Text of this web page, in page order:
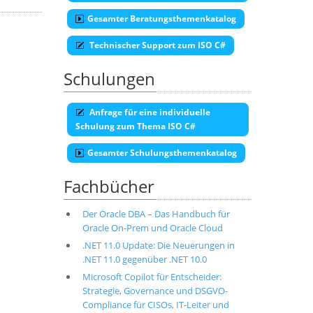
Gesamter Beratungsthemenkatalog
Technischer Support zum ISO C#
Schulungen
Anfrage für eine individuelle
Schulung zum Thema ISO C#
Gesamter Schulungsthemenkatalog
Fachbücher
Der Oracle DBA – Das Handbuch für
Oracle On-Prem und Oracle Cloud
.NET 11.0 Update: Die Neuerungen in
.NET 11.0 gegenüber .NET 10.0
Microsoft Copilot für Entscheider:
Strategie, Governance und DSGVO-
Compliance für CISOs, IT-Leiter und